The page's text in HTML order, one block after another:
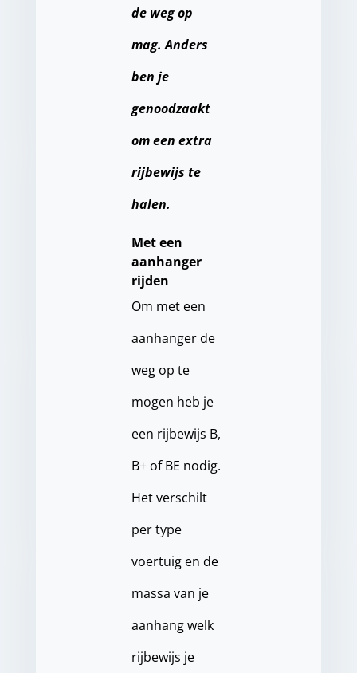
de weg op
mag. Anders
ben je
genoodzaakt
om een extra
rijbewijs te
halen.
Met een
aanhanger
rijden
Om met een
aanhanger de
weg op te
mogen heb je
een rijbewijs B,
B+ of BE nodig.
Het verschilt
per type
voertuig en de
massa van je
aanhang welk
rijbewijs je